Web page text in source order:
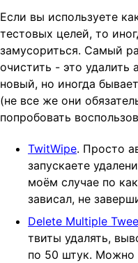
a
v
i
g
a
t
i
Если вы используете
тестовых целей, то
замусориться. Самый
очистить - это удалить
новый, но иногда
(не все же они
попробовать
TwitWipe. Просто
запускаете
моём случае по
зависал, не
Delete Multiple
твиты удалять,
по 50 штук. Можно